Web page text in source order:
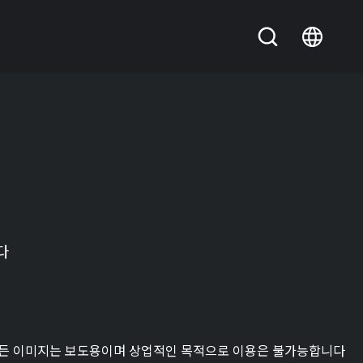
이미지는 보도용이며 상업적인 목적으로 이용은 불가능합니다